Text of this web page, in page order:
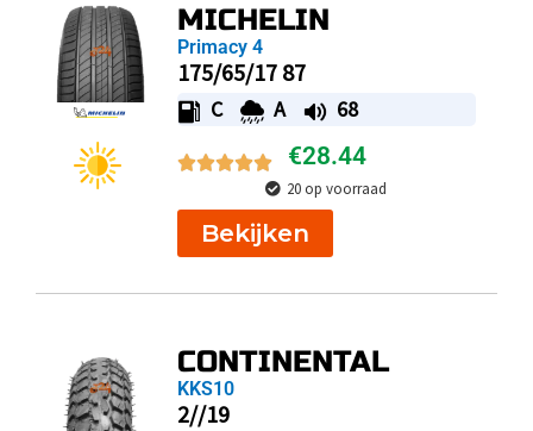
MICHELIN
Primacy 4
175/65/17 87
C A 68
€28.44
20 op voorraad
Bekijken
CONTINENTAL
KKS10
2//19